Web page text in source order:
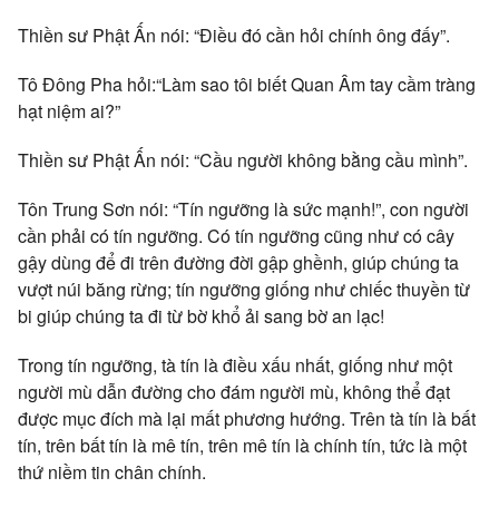
Thiền sư Phật Ấn nói: “Điều đó cần hỏi chính ông đấy”.
Tô Đông Pha hỏi:“Làm sao tôi biết Quan Âm tay cầm tràng
hạt niệm ai?”
Thiền sư Phật Ấn nói: “Cầu người không bằng cầu mình”.
Tôn Trung Sơn nói: “Tín ngưỡng là sức mạnh!”, con người
cần phải có tín ngưỡng. Có tín ngưỡng cũng như có cây
gậy dùng để đi trên đường đời gập ghềnh, giúp chúng ta
vượt núi băng rừng; tín ngưỡng giống như chiếc thuyền từ
bi giúp chúng ta đi từ bờ khổ ải sang bờ an lạc!
Trong tín ngưỡng, tà tín là điều xấu nhất, giống như một
người mù dẫn đường cho đám người mù, không thể đạt
được mục đích mà lại mất phương hướng. Trên tà tín là bất
tín, trên bất tín là mê tín, trên mê tín là chính tín, tức là một
thứ niềm tin chân chính.